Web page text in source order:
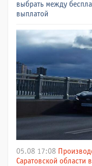
выбрать между
выплатой
05.08 17:08
Саратовской области